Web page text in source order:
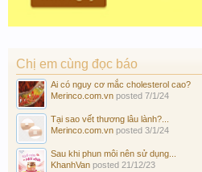
Chị em cùng đọc báo
Ai có nguy cơ mắc cholesterol cao?
Merinco.com.vn posted 7/1/24
Tại sao vết thương lâu lành?...
Merinco.com.vn posted 3/1/24
Sau khi phun môi nên sử dụng...
KhanhVan posted 21/12/23